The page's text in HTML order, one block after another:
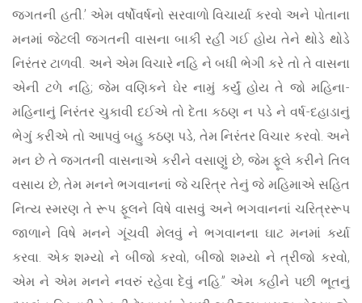
જગતની હતી.’ એમ વર્ષોવર્ષનો સરવાળો વિચાર્યા કરવો અને પોતાના
મનમાં જેટલી જગતની વાસના બાકી રહી ગઈ હોય તેને થોડે થોડે
નિરંતર ટાળવી. અને એમ વિચારે નહિ ને બધી ભેગી કરે તો તે વાસના
એની ટળે નહિ; જેમ વણિકને ઘેર નામું કર્યું હોય તે જો મહિના-
મહિનાનું નિરંતર ચુકાવી દઈએ તો દેતા કઠણ ન પડે ને વર્ષ-દહાડાનું
ભેગું કરીએ તો આપવું બહુ કઠણ પડે, તેમ નિરંતર વિચાર કરવો. અને
મન છે તે જગતની વાસનાએ કરીને વસાણું છે, જેમ ફૂલે કરીને તિલ
વસાય છે, તેમ મનને ભગવાનનાં જે ચરિત્ર તેનું જે મહિમાએ સહિત
નિત્ય સ્મરણ તે રૂપ ફૂલને વિષે વાસવું અને ભગવાનનાં ચરિત્રરૂપ
જાળાને વિષે મનને ગૂંચવી મેલવું ને ભગવાનના ઘાટ મનમાં કર્યા
કરવા. એક શમ્યો ને બીજો કરવો, બીજો શમ્યો ને ત્રીજો કરવો,
એમ ને એમ મનને નવરું રહેવા દેવું નહિ.” એમ કહીને પછી ભૂતનું